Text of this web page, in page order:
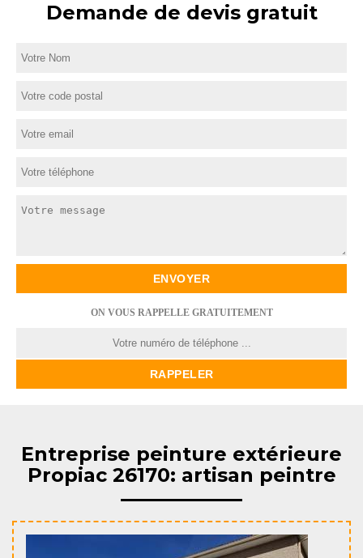
Demande de devis gratuit
ON VOUS RAPPELLE GRATUITEMENT
Entreprise peinture extérieure
Propiac 26170: artisan peintre